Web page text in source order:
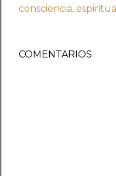
consciencia
COMENTARIOS